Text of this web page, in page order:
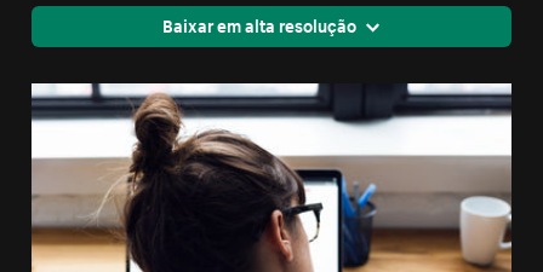
Baixar em alta resolução